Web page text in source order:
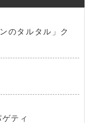
のタルタル」ク
ティ